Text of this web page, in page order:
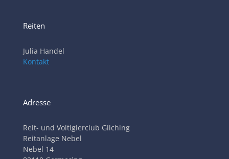
Reiten
Julia Handel
Kontakt
Adresse
Reit- und Voltigierclub Gilching
Reitanlage Nebel
Nebel 14